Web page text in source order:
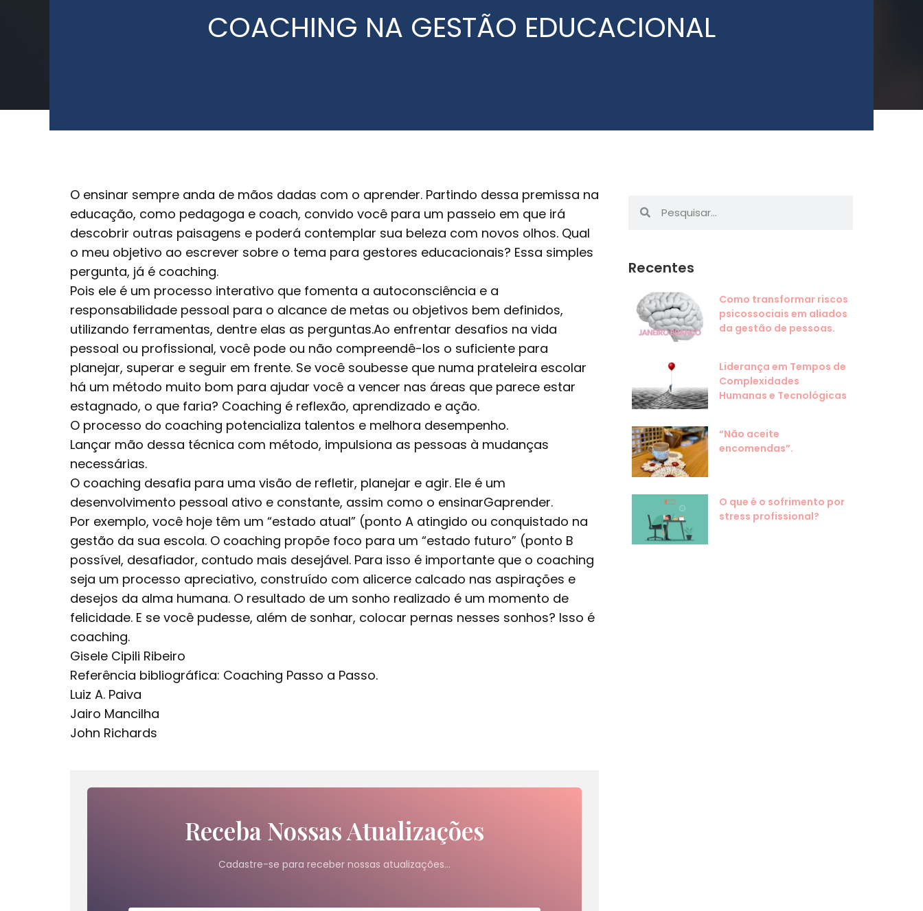
COACHING NA GESTÃO EDUCACIONAL
O ensinar sempre anda de mãos dadas com o aprender. Partindo dessa premissa na
educação, como pedagoga e coach, convido você para um passeio em que irá
descobrir outras paisagens e poderá contemplar sua beleza com novos olhos. Qual
o meu objetivo ao escrever sobre o tema para gestores educacionais? Essa simples
pergunta, já é coaching.
Pois ele é um processo interativo que fomenta a autoconsciência e a
responsabilidade pessoal para o alcance de metas ou objetivos bem definidos,
utilizando ferramentas, dentre elas as perguntas.Ao enfrentar desafios na vida
pessoal ou profissional, você pode ou não compreendê-los o suficiente para
planejar, superar e seguir em frente. Se você soubesse que numa prateleira escolar
há um método muito bom para ajudar você a vencer nas áreas que parece estar
estagnado, o que faria? Coaching é reflexão, aprendizado e ação.
O processo do coaching potencializa talentos e melhora desempenho.
Lançar mão dessa técnica com método, impulsiona as pessoas à mudanças
necessárias.
O coaching desafia para uma visão de refletir, planejar e agir. Ele é um
desenvolvimento pessoal ativo e constante, assim como o ensinarGaprender.
Por exemplo, você hoje têm um “estado atual” (ponto A atingido ou conquistado na
gestão da sua escola. O coaching propõe foco para um “estado futuro” (ponto B
possível, desafiador, contudo mais desejável. Para isso é importante que o coaching
seja um processo apreciativo, construído com alicerce calcado nas aspirações e
desejos da alma humana. O resultado de um sonho realizado é um momento de
felicidade. E se você pudesse, além de sonhar, colocar pernas nesses sonhos? Isso é
coaching.
Gisele Cipili Ribeiro
Referência bibliográfica: Coaching Passo a Passo.
Luiz A. Paiva
Jairo Mancilha
John Richards
Receba Nossas Atualizações
Cadastre-se para receber nossas atualizações…
Recentes
Como transformar riscos
psicossociais em aliados
da gestão de pessoas.
Liderança em Tempos de
Complexidades
Humanas e Tecnológicas
“Não aceite
encomendas”.
O que é o sofrimento por
stress profissional?